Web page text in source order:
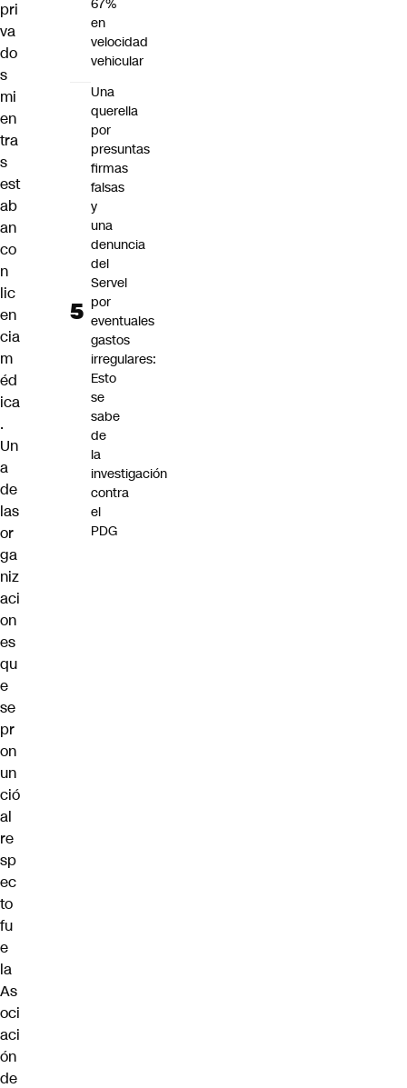
pri
va
do
s
mi
en
tra
s
est
ab
an
co
n
lic
en
cia
m
éd
ica
.
Un
a
de
las
or
ga
niz
aci
on
es
qu
e
se
pr
on
un
ció
al
re
sp
ec
to
fu
e
la
As
oci
aci
ón
de
67%
en
velocidad
vehicular
Una
querella
por
presuntas
firmas
falsas
y
una
denuncia
del
Servel
por
eventuales
gastos
irregulares:
Esto
se
sabe
de
la
investigación
contra
el
PDG